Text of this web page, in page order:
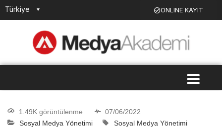
Türkiye ONLINE KAYIT
1.49K görüntülenme
07/06/2022
Sosyal Medya Yönetimi
Sosyal Medya Yönetimi